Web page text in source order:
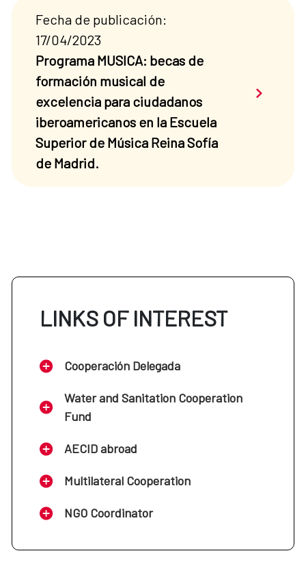
Fecha de publicación:
17/04/2023
Programa MUSICA: becas de
formación musical de
excelencia para ciudadanos
iberoamericanos en la Escuela
Superior de Música Reina Sofía
de Madrid.
Saber
LINKS OF INTEREST
Cooperación Delegada
Water and Sanitation Cooperation
Fund
AECID abroad
Multilateral Cooperation
NGO Coordinator